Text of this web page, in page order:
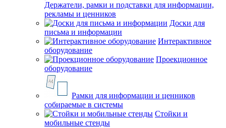
Держатели, рамки и подставки для информации,
рекламы и ценников
Доски для
письма и информации
Интерактивное
оборудование
Проекционное
оборудование
Рамки для информации и ценников
собираемые в системы
Стойки и
мобильные стенды